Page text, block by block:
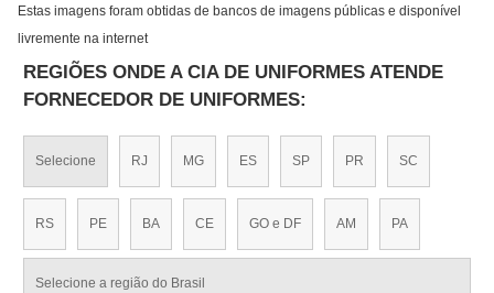
Estas imagens foram obtidas de bancos de imagens públicas e disponível
livremente na internet
REGIÕES ONDE A CIA DE UNIFORMES ATENDE
FORNECEDOR DE UNIFORMES:
Selecione RJ MG ES SP PR SC
RS PE BA CE GO e DF AM PA
Selecione a região do Brasil